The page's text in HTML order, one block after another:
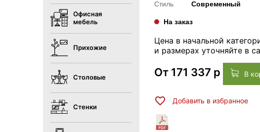
Офисная
мебель
Прихожие
Столовые
Стенки
Стиль
Современный
На заказ
Цена в начальной
и размерах уточняйте в
От 171 337 р В
Добавить в избранное